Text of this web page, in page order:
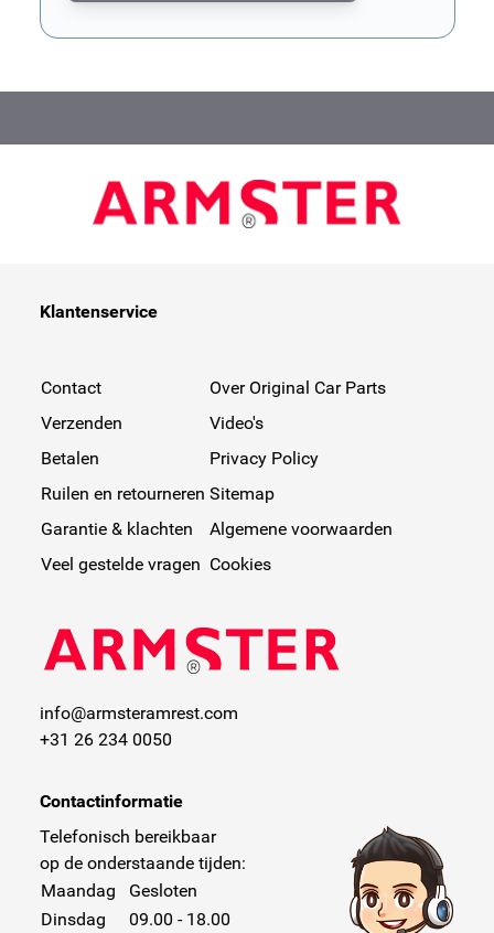
Dit formulier wordt beschermd door reCAPTCHA. Het
Klantenservice
Contact
Verzenden
Betalen
Ruilen en retourneren
Garantie & klachten
Veel gestelde vragen
Over Original Car Parts
Video's
Privacy Policy
Sitemap
Algemene voorwaarden
Cookies
info@armsteramrest.com
+31 26 234 0050
Contactinformatie
Telefonisch bereikbaar
op de onderstaande tijden:
Maandag
Gesloten
Dinsdag
09.00 - 18.00